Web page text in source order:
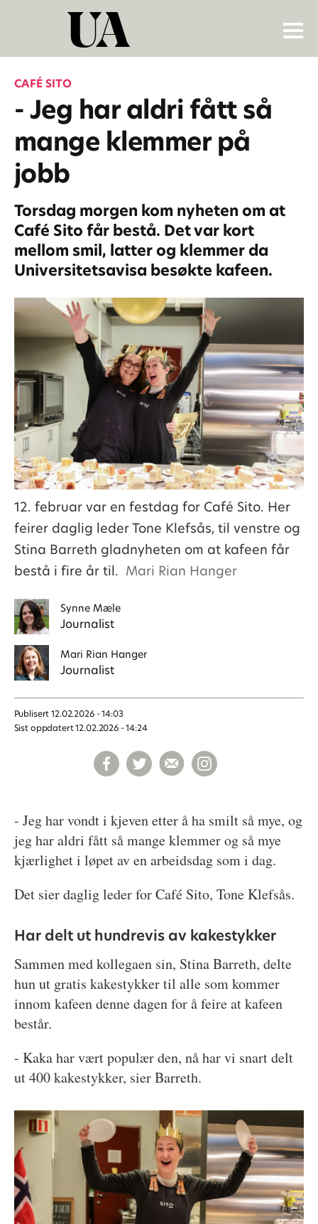
CAFÉ SITO
- Jeg har aldri fått så
mange klemmer på
jobb
Torsdag morgen kom nyheten om at
Café Sito får bestå. Det var kort
mellom smil, latter og klemmer da
Universitetsavisa besøkte kafeen.
12. februar var en festdag for Café Sito. Her
feirer daglig leder Tone Klefsås, til venstre og
Stina Barreth gladnyheten om at kafeen får
bestå i fire år til. Mari Rian Hanger
Synne Mæle
Journalist
Mari Rian Hanger
Journalist
Publisert 12.02.2026 - 14:03
Sist oppdatert 12.02.2026 - 14:24
- Jeg har vondt i kjeven etter å ha smilt så mye, og
jeg har aldri fått så mange klemmer og så mye
kjærlighet i løpet av en arbeidsdag som i dag.
Det sier daglig leder for Café Sito, Tone Klefsås.
Har delt ut hundrevis av kakestykker
Sammen med kollegaen sin, Stina Barreth, delte
hun ut gratis kakestykker til alle som kommer
innom kafeen denne dagen for å feire at kafeen
består.
- Kaka har vært populær den, nå har vi snart delt
ut 400 kakestykker, sier Barreth.